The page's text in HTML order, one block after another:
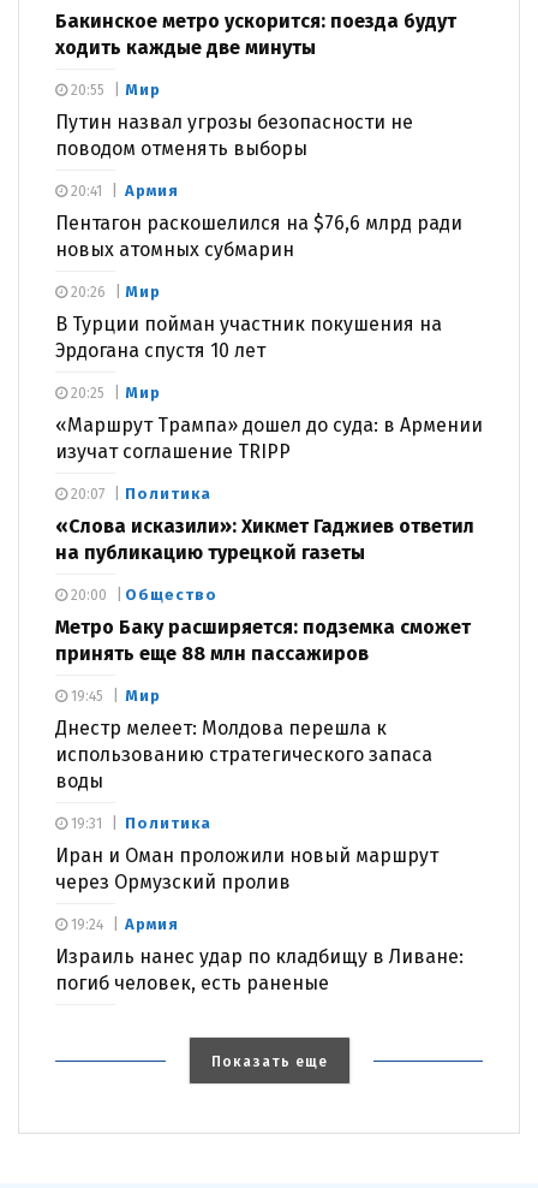
Бакинское метро ускорится: поезда будут
ходить каждые две минуты
Мир
Путин назвал угрозы безопасности не
поводом отменять выборы
20:55
Армия
Пентагон раскошелился на $76,6 млрд ради
новых атомных субмарин
20:41
Мир
В Турции пойман участник покушения на
Эрдогана спустя 10 лет
20:26
Мир
«Маршрут Трампа» дошел до суда: в Армении
изучат соглашение TRIPP
20:25
Политика
«Слова исказили»: Хикмет Гаджиев ответил
на публикацию турецкой газеты
20:07
Общество
Метро Баку расширяется: подземка сможет
принять еще 88 млн пассажиров
20:00
Мир
Днестр мелеет: Молдова перешла к
использованию стратегического запаса
воды
19:45
Политика
Иран и Оман проложили новый маршрут
через Ормузский пролив
19:31
Армия
Израиль нанес удар по кладбищу в Ливане:
погиб человек, есть раненые
19:24
Показать еще